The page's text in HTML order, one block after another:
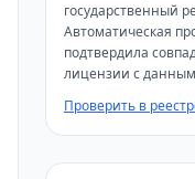
государственный
Автоматическая
подтвердила
лицензии с
Проверить в